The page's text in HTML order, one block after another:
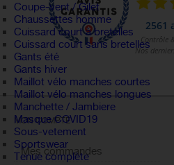
Coupe-vent / Gilet
Chaussettes homme
Cuissard court à bretelles
Cuissard court sans bretelles
Gants été
Gants hiver
Maillot vélo manches courtes
Maillot vélo manches longues
Manchette / Jambiere
Masque COVID19
Sous-vetement
Sportswear
Tenue complète
MON COMPTE
Mes commandes